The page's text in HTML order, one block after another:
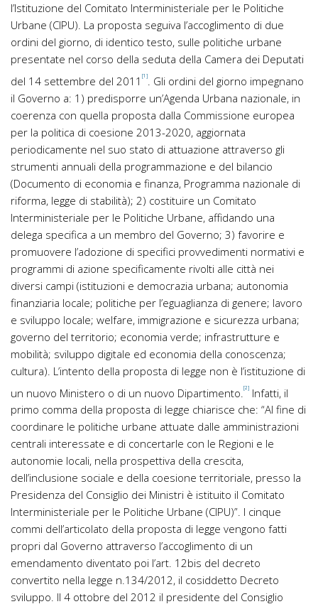
l’Istituzione del Comitato Interministeriale per le Politiche
Urbane (CIPU). La proposta seguiva l’accoglimento di due
ordini del giorno, di identico testo, sulle politiche urbane
presentate nel corso della seduta della Camera dei Deputati
del 14 settembre del 2011 [1]
. Gli ordini del giorno impegnano
il Governo a: 1) predisporre un’Agenda Urbana nazionale, in
coerenza con quella proposta dalla Commissione europea
per la politica di coesione 2013-2020, aggiornata
periodicamente nel suo stato di attuazione attraverso gli
strumenti annuali della programmazione e del bilancio
(Documento di economia e finanza, Programma nazionale di
riforma, legge di stabilità); 2) costituire un Comitato
Interministeriale per le Politiche Urbane, affidando una
delega specifica a un membro del Governo; 3) favorire e
promuovere l’adozione di specifici provvedimenti normativi e
programmi di azione specificamente rivolti alle città nei
diversi campi (istituzioni e democrazia urbana; autonomia
finanziaria locale; politiche per l’eguaglianza di genere; lavoro
e sviluppo locale; welfare, immigrazione e sicurezza urbana;
governo del territorio; economia verde; infrastrutture e
mobilità; sviluppo digitale ed economia della conoscenza;
cultura). L’intento della proposta di legge non è l’istituzione di
un nuovo Ministero o di un nuovo Dipartimento. [2] Infatti, il
primo comma della proposta di legge chiarisce che: “Al fine di
coordinare le politiche urbane attuate dalle amministrazioni
centrali interessate e di concertarle con le Regioni e le
autonomie locali, nella prospettiva della crescita,
dell’inclusione sociale e della coesione territoriale, presso la
Presidenza del Consiglio dei Ministri è istituito il Comitato
Interministeriale per le Politiche Urbane (CIPU)”. I cinque
commi dell’articolato della proposta di legge vengono fatti
propri dal Governo attraverso l’accoglimento di un
emendamento diventato poi l’art. 12bis del decreto
convertito nella legge n.134/2012, il cosiddetto Decreto
sviluppo. Il 4 ottobre del 2012 il presidente del Consiglio